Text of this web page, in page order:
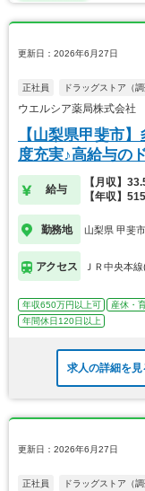
更新日：2026年6月27日
正社員 ドラッグストア（調
ウエルシア薬局株式会社
【山梨県甲斐市
度充実♪高給与の
給与
【月収】
【年収】
勤務地 山梨県 甲斐市
アクセス ＪＲ中央本
年収650万円以上可 産休・
年間休日120日以上
求人の詳細を見
更新日：2026年6月27日
正社員 ドラッグストア（調